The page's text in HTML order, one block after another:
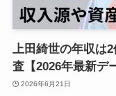
上田綺世の年収は
査【2026年最新デ
2026年6月21日